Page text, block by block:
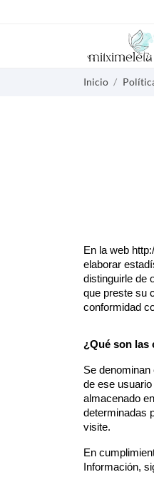
Inicio
En la web
elaborar
distinguirle de
que preste su
conformidad
¿Qué son las
Se
de ese
almacenado
determinadas
visite.
En
Información,